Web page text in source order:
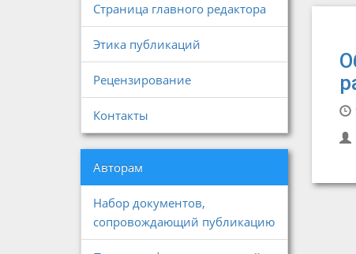
Страница главного редактора
Этика публикаций
Рецензирование
Контакты
Авторам
Набор документов,
сопровождающий публикацию